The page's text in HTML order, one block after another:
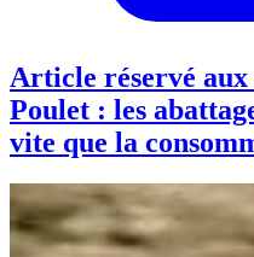
Article réservé aux
Poulet : les
vite que la